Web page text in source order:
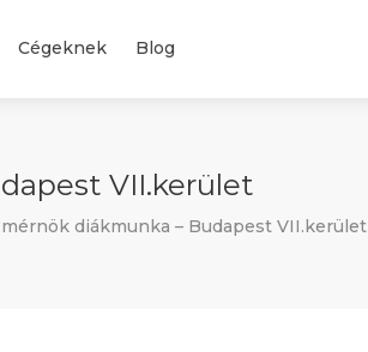
Cégeknek Blog
VII.kerület
diákmunka – Budapest VII.kerület